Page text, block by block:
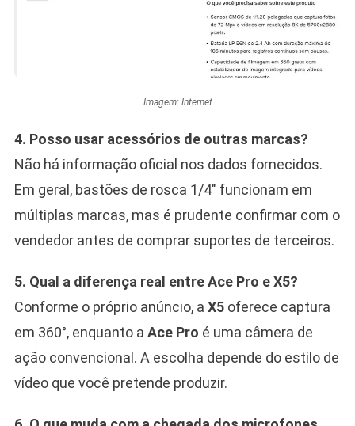
Imagem: Internet
4. Posso usar acessórios de outras marcas?
Não há informação oficial nos dados fornecidos.
Em geral, bastões de rosca 1/4″ funcionam em
múltiplas marcas, mas é prudente confirmar com o
vendedor antes de comprar suportes de terceiros.
5. Qual a diferença real entre Ace Pro e X5?
Conforme o próprio anúncio, a X5oferece captura
em 360°, enquanto a Ace Pro é uma câmera de
ação convencional. A escolha depende do estilo de
vídeo que você pretende produzir.